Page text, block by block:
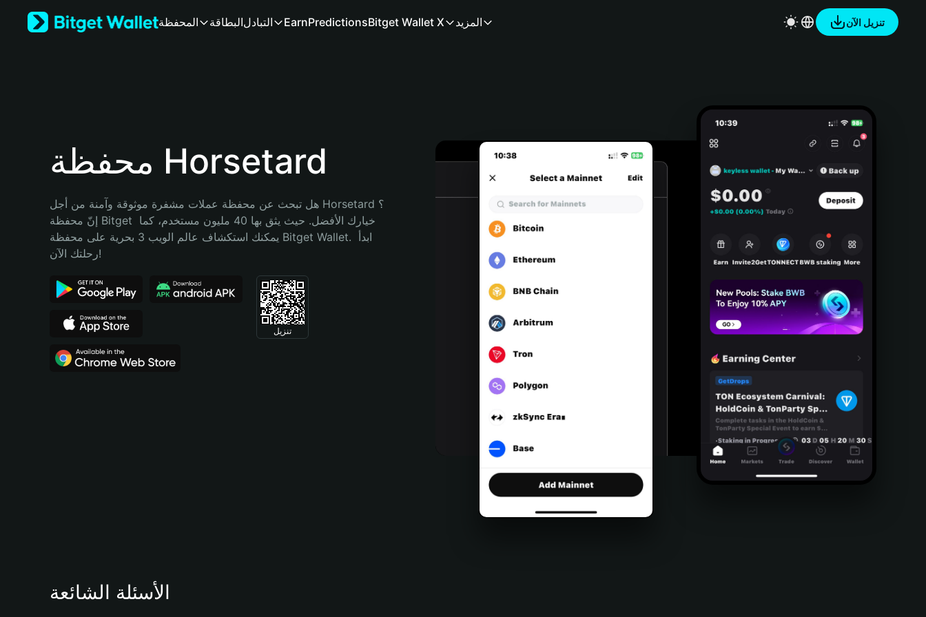
Bahasa Indonesia
Português (Brasil)
المحفظة البطاقةالتبادل EarnPredictionsBitget Wallet X المزيد تنزيل الآن
محفظة Horsetard
هل تبحث عن محفظة عملات مشفرة موثوقة وآمنة من أجل Horsetard؟
إنّ محفظة Bitget خيارك الأفضل. حيث يثق بها 40 مليون مستخدم، كما
يمكنك استكشاف عالم الويب 3 بحرية على محفظة Bitget Wallet. ابدأ
رحلتك الآن!
تنزيل
الأسئلة الشائعة